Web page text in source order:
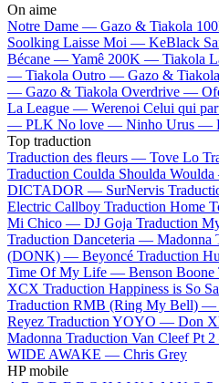
On aime
Notre Dame — Gazo & Tiakola
Soolking Laisse Moi — KeBlack
Bécane —Yamê 200K — Tiakola
— Tiakola Outro — Gazo & Tiakola
— Gazo & Tiakola Overdrive —
La League — Werenoi Celui qui
— PLK No love — Ninho Urus —
Top traduction
Traduction des fleurs — Tove Lo
Traduction Coulda Shoulda
DICTADOR — SurNervis
Electric Callboy Traduction Home
Mi Chico — DJ Goja Traduction
Traduction Danceteria — Madonna
(DONK) — Beyoncé Traduction
Time Of My Life — Benson Boone
XCX Traduction Happiness is So
Traduction RMB (Ring My Bell) —
Reyez Traduction YOYO — Don
Madonna Traduction Van Cleef Pt
WIDE AWAKE — Chris Grey
HP mobile